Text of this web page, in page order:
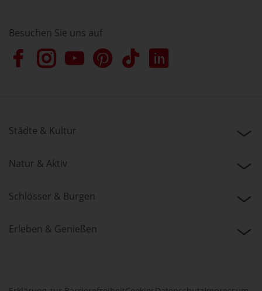
Besuchen Sie uns auf
Städte & Kultur
Natur & Aktiv
Schlösser & Burgen
Erleben & Genießen